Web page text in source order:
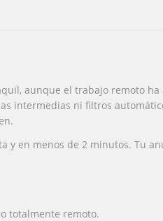
aunque el trabajo remoto
intermedias ni filtros
y en menos de 2 minutos. Tu
totalmente remoto.